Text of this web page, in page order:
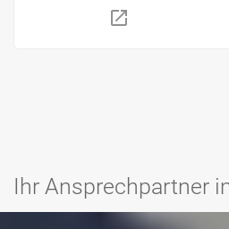
Ihr Ansprechpartner